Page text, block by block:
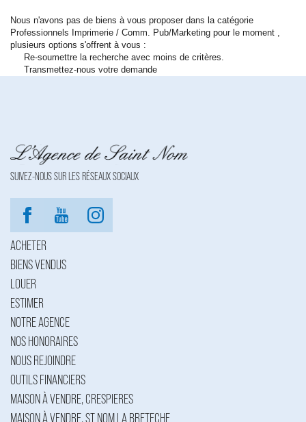
Nous n'avons pas de biens à vous proposer dans la catégorie
Professionnels Imprimerie / Comm. Pub/Marketing pour le moment ,
plusieurs options s'offrent à vous :
Re-soumettre la recherche avec moins de critères.
Transmettez-nous votre demande
SUIVEZ-NOUS SUR LES RÉSEAUX SOCIAUX
ACHETER
BIENS VENDUS
LOUER
ESTIMER
NOTRE AGENCE
NOS HONORAIRES
NOUS REJOINDRE
OUTILS FINANCIERS
MAISON À VENDRE, CRESPIERES
MAISON À VENDRE, ST NOM LA BRETECHE